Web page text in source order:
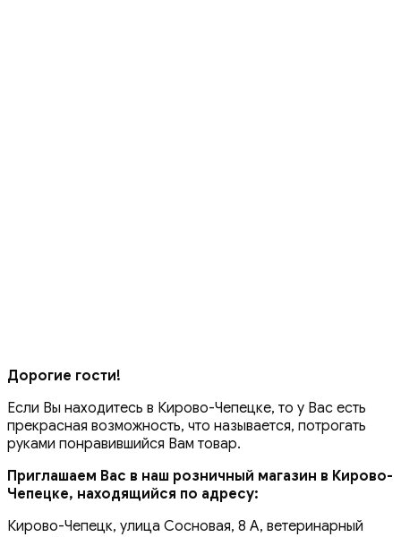
Дорогие гости!
Если Вы находитесь в Кирово-Чепецке, то у Вас есть
прекрасная возможность, что называется, потрогать
руками понравившийся Вам товар.
Приглашаем Вас в наш розничный магазин в Кирово-
Чепецке, находящийся по адресу:
Кирово-Чепецк, улица Сосновая, 8 А, ветеринарный